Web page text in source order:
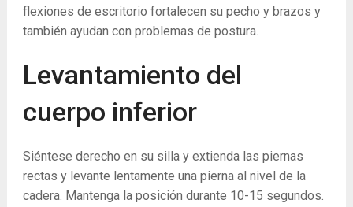
flexiones de escritorio fortalecen su pecho y brazos y
también ayudan con problemas de postura.
Levantamiento del
cuerpo inferior
Siéntese derecho en su silla y extienda las piernas
rectas y levante lentamente una pierna al nivel de la
cadera. Mantenga la posición durante 10-15 segundos.